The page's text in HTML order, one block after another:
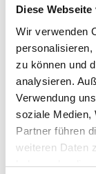
Diese
Wir verwenden
zu können und
analysieren.
Verwendung
soziale Medien,
Partner führen
weiteren Daten
haben oder die